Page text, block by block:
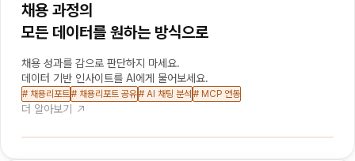
채용 과정의
모든 데이터를 원하는 방식으로
채용 성과를 감으로 판단하지 마세요.
데이터 기반 인사이트를 AI에게 물어보세요.
# 채용리포트# 채용리포트 공유# AI 채팅 분석 # MCP 연동
더 알아보기